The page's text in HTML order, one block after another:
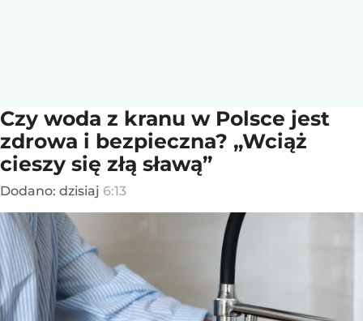
Czy woda z kranu w Polsce jest
zdrowa i bezpieczna? „Wciąż
cieszy się złą sławą”
Dodano: dzisiaj 6:13